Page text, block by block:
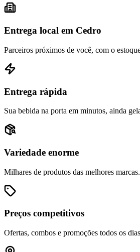
Entrega local em Cedro
Parceiros próximos de você, com o
Entrega rápida
Sua bebida na porta em minutos, ainda
Variedade enorme
Milhares de produtos das melhores marcas.
Preços competitivos
Ofertas, combos e promoções todos os